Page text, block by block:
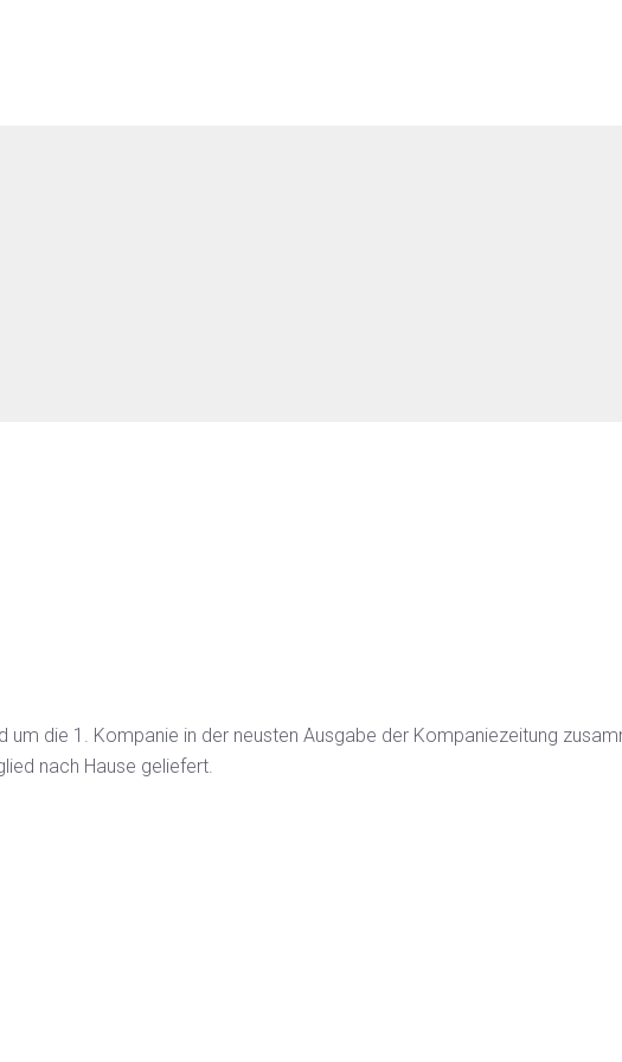
die 1. Kompanie in der neusten Ausgabe der Kompaniezeitung
nach Hause geliefert.